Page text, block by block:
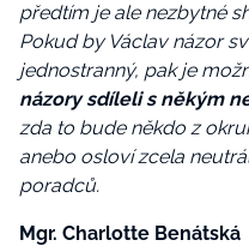
předtím je ale nezbytné
Pokud by Václav názor
jednostranný, pak je
názory sdíleli s někým
zda to bude někdo z
anebo osloví zcela
poradců.
Mgr. Charlotte Benátská